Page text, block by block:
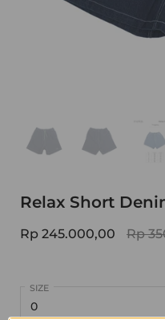
Relax Short
Rp 245.000,00 Rp
SIZE